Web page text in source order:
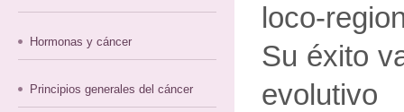
Hormonas y cáncer
Principios generales del cáncer
loco-
Su éxito